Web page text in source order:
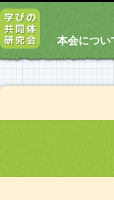
本会につい